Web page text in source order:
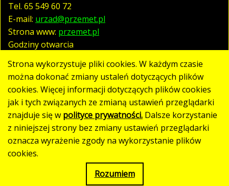
Tel. 65 549 60 72
E-mail: urzad@przemet.pl
Strona www: przemet.pl
Godziny otwarcia
pn. - pt. 07:30 - 15:30
Polityka prywatności
Klauzula RODO
Deklaracja dostępności
Mapa strony
Strona utworzona w standardzie WCAG 2.1
Strona wykorzystuje pliki cookies. W każdym czasie
można dokonać zmiany ustaleń dotyczących plików
cookies. Więcej informacji dotyczących plików cookies
jak i tych związanych ze zmianą ustawień przeglądarki
znajduje się w polityce prywatności. Dalsze korzystanie
z niniejszej strony bez zmiany ustawień przeglądarki
oznacza wyrażenie zgody na wykorzystanie plików
cookies.
Rozumiem